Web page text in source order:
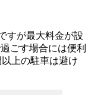
すが最大料金が設
ごす場合には便利
上の駐車は避け